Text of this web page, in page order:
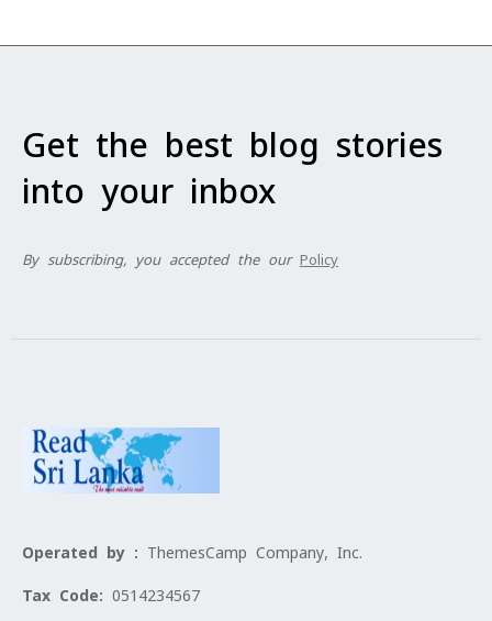
Get the best blog stories
into your inbox
By subscribing, you accepted the our Policy
Operated by : ThemesCamp Company, Inc.
Tax Code: 0514234567